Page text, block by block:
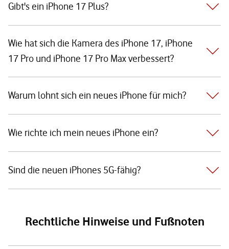
Gibt's ein iPhone 17 Plus?
Wie hat sich die Kamera des iPhone 17, iPhone
17 Pro und iPhone 17 Pro Max verbessert?
Warum lohnt sich ein neues iPhone für mich?
Wie richte ich mein neues iPhone ein?
Sind die neuen iPhones 5G-fähig?
Rechtliche Hinweise und Fußnoten